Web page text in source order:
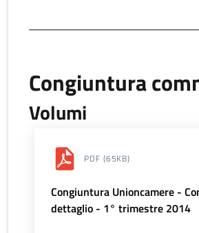
Congiuntura
Volumi
PDF (65KB)
Congiuntura Unioncamere -
dettaglio - 1° trimestre 2014